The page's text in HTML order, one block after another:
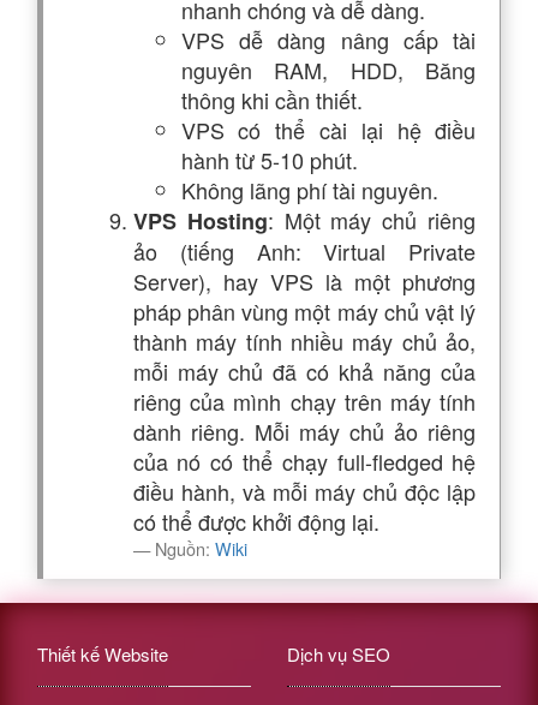
nhanh chóng và dễ dàng.
VPS dễ dàng nâng cấp tài
nguyên RAM, HDD, Băng
thông khi cần thiết.
VPS có thể cài lại hệ điều
hành từ 5-10 phút.
Không lãng phí tài nguyên.
VPS Hosting: Một máy chủ riêng
ảo (tiếng Anh: Virtual Private
Server), hay VPS là một phương
pháp phân vùng một máy chủ vật lý
thành máy tính nhiều máy chủ ảo,
mỗi máy chủ đã có khả năng của
riêng của mình chạy trên máy tính
dành riêng. Mỗi máy chủ ảo riêng
của nó có thể chạy full-fledged hệ
điều hành, và mỗi máy chủ độc lập
có thể được khởi động lại.
Nguồn: Wiki
Thiết kế Website Dịch vụ SEO